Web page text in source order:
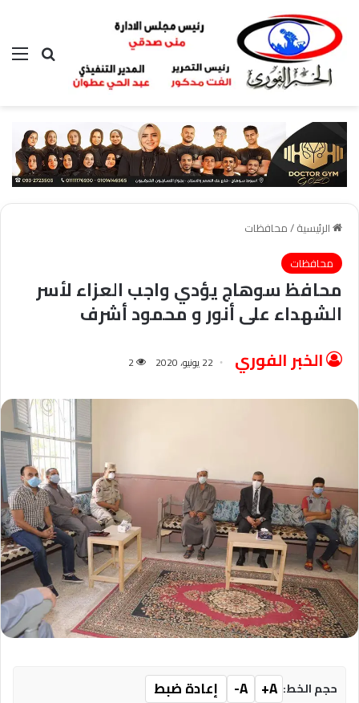
بحث عن
الرئيسية/محافظات
محافظات
محافظ سوهاج يؤدي واجب العزاء لأسر
الشهداء على أنور و محمود أشرف
الخبر الفوري 22 يونيو، 2020 2
حجم الخط: A+
A- إعادة ضبط